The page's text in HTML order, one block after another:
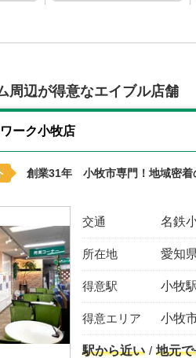
周辺が得意なエイブル店舗
ーク小牧店
創業31年 小牧市専門！地域密着
交通 名鉄
所在地 愛知
得意駅 小牧
得意エリア 小牧
駅から近い 地元